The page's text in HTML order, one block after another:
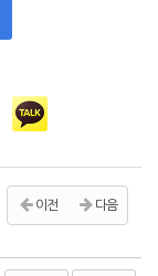
이전 다음